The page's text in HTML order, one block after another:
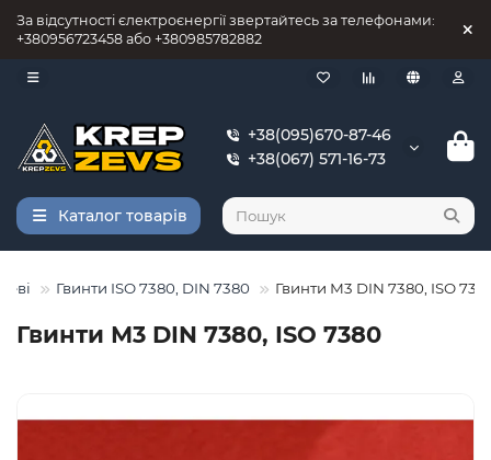
За відсутності єлектроєнергії звертайтесь за телефонами:
+380956723458 або +380985782882
+38(095)670-87-46
+38(067) 571-16-73
Каталог товарів
Гвинти ISO 7380, DIN 7380 Гвинти М3 DIN 7380, ISO
Гвинти М3 DIN 7380, ISO 7380